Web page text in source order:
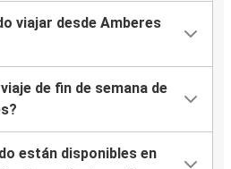
viajar desde Amberes
de fin de semana de
están disponibles en